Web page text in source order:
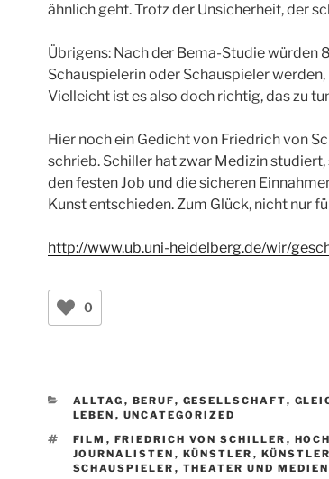
ähnlich geht. Trotz der Unsicherheit, der
Übrigens: Nach der Bema-Studie würden
Schauspielerin oder Schauspieler werden,
Vielleicht ist es also doch richtig, das zu
Hier noch ein Gedicht von Friedrich von
schrieb. Schiller hat zwar Medizin
den festen Job und die sicheren
Kunst entschieden. Zum Glück, nicht nur
http://www.ub.uni-heidelberg.de/wir/
0
KATEGORIEN
ALLTAG , BERUF, GESELLSCHAFT,
LEBEN , UNCATEGORIZED
SCHLAGWÖRTER
FILM , FRIEDRICH VON SCHILLER ,
JOURNALISTEN , KÜNSTLER ,
SCHAUSPIELER , THEATER UND